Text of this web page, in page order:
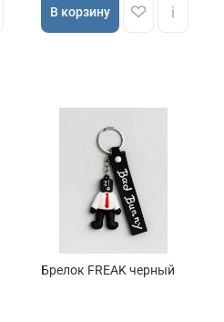
В корзину
Брелок FREAK черный